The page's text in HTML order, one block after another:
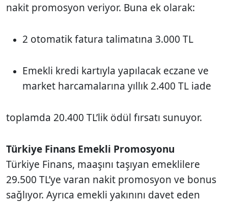
nakit promosyon veriyor. Buna ek olarak:
2 otomatik fatura talimatına 3.000 TL
Emekli kredi kartıyla yapılacak eczane ve
market harcamalarına yıllık 2.400 TL iade
toplamda 20.400 TL’lik ödül fırsatı sunuyor.
Türkiye Finans Emekli Promosyonu
Türkiye Finans, maaşını taşıyan emeklilere
29.500 TL’ye varan nakit promosyon ve bonus
sağlıyor. Ayrıca emekli yakınını davet eden